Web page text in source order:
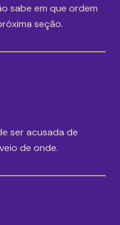
sabe em que ordem
seção.
ser acusada de
de onde.